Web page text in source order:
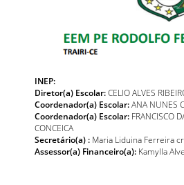
INEP:
Diretor(a) Escolar:CELIO ALVES
Coordenador(a) Escolar:ANA NUNES
Coordenador(a) Escolar: FRANCISCO
CONCEICA
Secretário(a) : Maria Liduina Ferreira
Assessor(a) Financeiro(a): Kamylla